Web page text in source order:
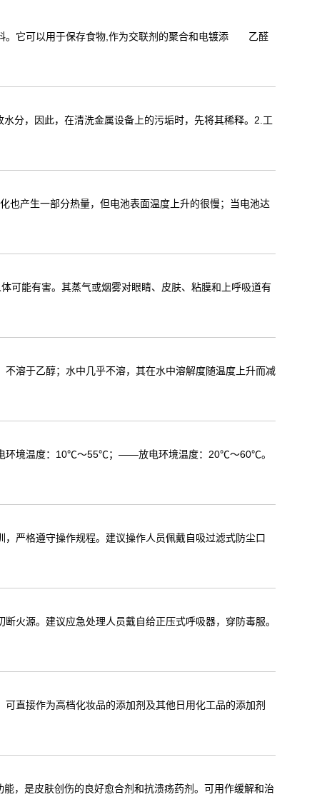
。它可以用于保存食物,作为交联剂的聚合和电镀添 乙醛
分，因此，在清洗金属设备上的污垢时，先将其稀释。2.工
也产生一部分热量，但电池表面温度上升的很慢；当电池达
可能有害。其蒸气或烟雾对眼睛、皮肤、粘膜和上呼吸道有
溶于乙醇；水中几乎不溶，其在水中溶解度随温度上升而减
电环境温度：10℃～55℃；——放电环境温度：20℃～60℃。
严格遵守操作规程。建议操作人员佩戴自吸过滤式防尘口
火源。建议应急处理人员戴自给正压式呼吸器，穿防毒服。
直接作为高档化妆品的添加剂及其他日用化工品的添加剂
，是皮肤创伤的良好愈合剂和抗溃疡药剂。可用作缓解和治